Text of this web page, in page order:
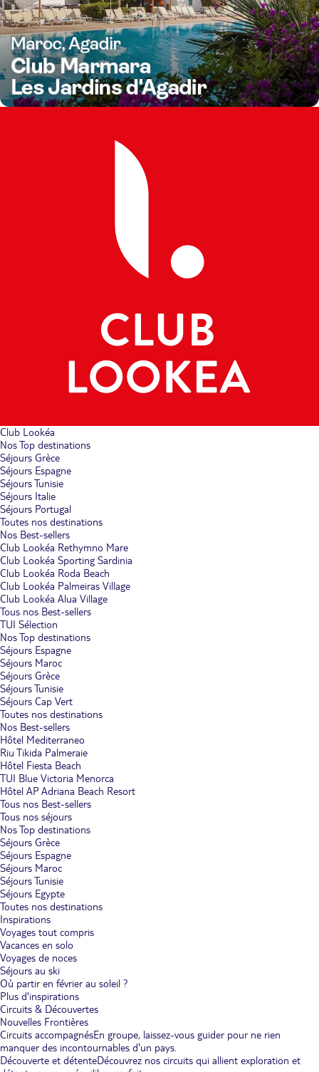
Club Lookéa
Nos Top destinations
Séjours Grèce
Séjours Espagne
Séjours Tunisie
Séjours Italie
Séjours Portugal
Toutes nos destinations
Nos Best-sellers
Club Lookéa Rethymno Mare
Club Lookéa Sporting Sardinia
Club Lookéa Roda Beach
Club Lookéa Palmeiras Village
Club Lookéa Alua Village
Tous nos Best-sellers
TUI Sélection
Nos Top destinations
Séjours Espagne
Séjours Maroc
Séjours Grèce
Séjours Tunisie
Séjours Cap Vert
Toutes nos destinations
Nos Best-sellers
Hôtel Mediterraneo
Riu Tikida Palmeraie
Hôtel Fiesta Beach
TUI Blue Victoria Menorca
Hôtel AP Adriana Beach Resort
Tous nos Best-sellers
Tous nos séjours
Nos Top destinations
Séjours Grèce
Séjours Espagne
Séjours Maroc
Séjours Tunisie
Séjours Egypte
Toutes nos destinations
Inspirations
Voyages tout compris
Vacances en solo
Voyages de noces
Séjours au ski
Où partir en février au soleil ?
Plus d'inspirations
Circuits & Découvertes
Nouvelles Frontières
Circuits accompagnésEn groupe, laissez-vous guider pour ne rien
manquer des incontournables d'un pays.
Découverte et détenteDécouvrez nos circuits qui allient exploration et